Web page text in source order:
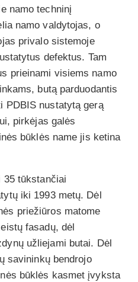
namo techninį
namo valdytojas, o
privalo sistemoje
defektus. Tam
prieinami visiems namo
butą parduodantis
PDBIS nustatytą gerą
pirkėjas galės
būklės name jis ketina
35 tūkstančiai
iki 1993 metų. Dėl
priežiūros matome
fasadų, dėl
užliejami butai. Dėl
savininkų bendrojo
būklės kasmet įvyksta